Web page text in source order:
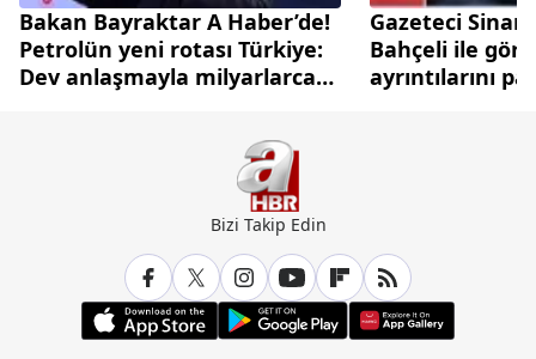
Bakan Bayraktar A Haber’de!
Petrolün yeni rotası Türkiye:
Dev anlaşmayla milyarlarca
Gazeteci
Bahçeli ile
ayrıntılarını
Bizi Takip Edin